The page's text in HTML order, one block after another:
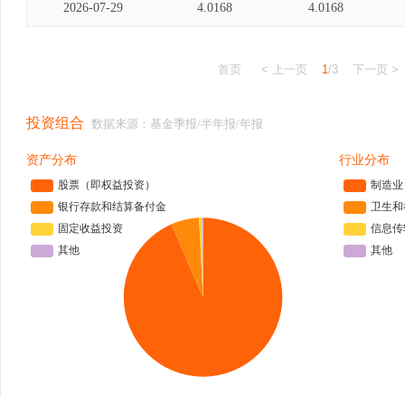
2026-07-29 4.0168 4.0168
首页 < 上一页 1/3 下一页 >
投资组合 数据来源：基金季报/半年报/年报
资产分布 行业分布